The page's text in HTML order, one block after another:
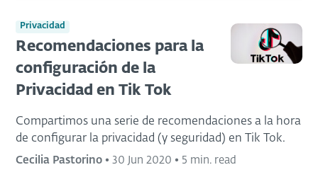
Privacidad
Recomendaciones para la
configuración de la
Privacidad en Tik Tok
Compartimos una serie de recomendaciones a la hora
de configurar la privacidad (y seguridad) en Tik Tok.
Cecilia Pastorino • 30 Jun 2020 • 5 min. read